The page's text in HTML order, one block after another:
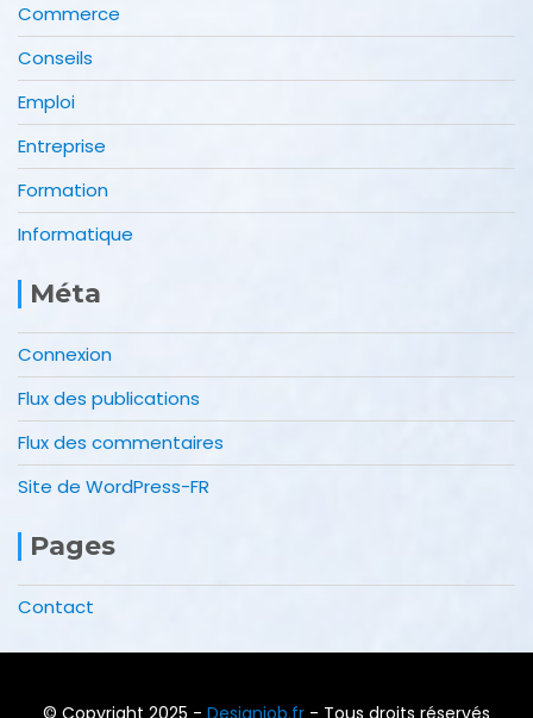
Commerce
Conseils
Emploi
Entreprise
Formation
Informatique
Méta
Connexion
Flux des publications
Flux des commentaires
Site de WordPress-FR
Pages
Contact
© Copyright 2025 - Designjob.fr - Tous droits réservés